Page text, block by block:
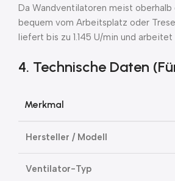
Da Wandventilatoren meist
bequem vom Arbeitsplatz oder
liefert bis zu 1.145 U/min und
4. Technische Daten
Merkmal
Hersteller / Modell
Ventilator-Typ